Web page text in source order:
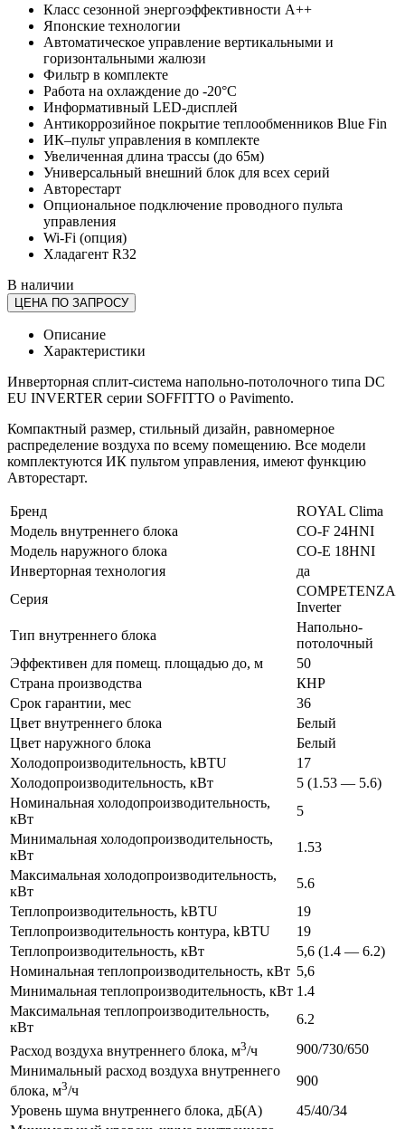
Класс сезонной энергоэффективности А++
Японские технологии
Автоматическое управление вертикальными и
горизонтальными жалюзи
Фильтр в комплекте
Работа на охлаждение до -20°С
Информативный LED-дисплей
Антикоррозийное покрытие теплообменников Blue Fin
ИК–пульт управления в комплекте
Увеличенная длина трассы (до 65м)
Универсальный внешний блок для всех серий
Авторестарт
Опциональное подключение проводного пульта
управления
Wi-Fi (опция)
Хладагент R32
В наличии
ЦЕНА ПО ЗАПРОСУ
Описание
Характеристики
Инверторная сплит-система напольно-потолочного типа DC
EU INVERTER серии SOFFITTO o Pavimento.
Компактный размер, стильный дизайн, равномерное
распределение воздуха по всему помещению. Все модели
комплектуются ИК пультом управления, имеют функцию
Авторестарт.
Бренд
ROYAL Clima
Модель внутреннего блока
CO-F 24HNI
Модель наружного блока
CO-E 18HNI
Инверторная технология
да
Серия
COMPETENZA
Inverter
Тип внутреннего блока
Напольно-
потолочный
Эффективен для помещ. площадью до, м
50
Страна производства
КНР
Срок гарантии, мес
36
Цвет внутреннего блока
Белый
Цвет наружного блока
Белый
Холодопроизводительность, kBTU
17
Холодопроизводительность, кВт
5 (1.53 — 5.6)
Номинальная холодопроизводительность,
кВт
5
Минимальная холодопроизводительность,
кВт
1.53
Максимальная холодопроизводительность,
кВт
5.6
Теплопроизводительность, kBTU
19
Теплопроизводительность контура, kBTU
19
Теплопроизводительность, кВт
5,6 (1.4 — 6.2)
Номинальная теплопроизводительность, кВт 5,6
Минимальная теплопроизводительность, кВт 1.4
Максимальная теплопроизводительность,
кВт
6.2
Расход воздуха внутреннего блока, м3/ч
900/730/650
Минимальный расход воздуха внутреннего
блока, м3/ч
900
Уровень шума внутреннего блока, дБ(А)
45/40/34